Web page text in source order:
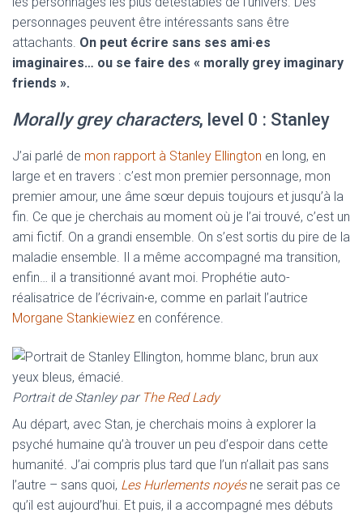
personnages peuvent être intéressants sans être
attachants. On peut écrire sans ses ami·es
imaginaires… ou se faire des « morally grey imaginary
friends ».
Morally grey characters, level 0 : Stanley
J’ai parlé de mon rapport à Stanley Ellington en long, en
large et en travers : c’est mon premier personnage, mon
premier amour, une âme sœur depuis toujours et jusqu’à la
fin. Ce que je cherchais au moment où je l’ai trouvé, c’est un
ami fictif. On a grandi ensemble. On s’est sortis du pire de la
maladie ensemble. Il a même accompagné ma transition,
enfin… il a transitionné avant moi. Prophétie auto-
réalisatrice de l’écrivain·e, comme en parlait l’autrice
Morgane Stankiewiez en conférence.
Portrait de Stanley par The Red Lady
Au départ, avec Stan, je cherchais moins à explorer la
psyché humaine qu’à trouver un peu d’espoir dans cette
humanité. J’ai compris plus tard que l’un n’allait pas sans
l’autre – sans quoi, Les Hurlements noyésne serait pas ce
qu’il est aujourd’hui. Et puis, il a accompagné mes débuts